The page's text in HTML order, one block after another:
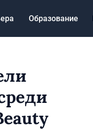
Образование